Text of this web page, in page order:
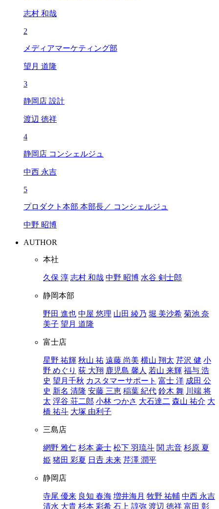
志村 和哉
2
メディアマーケティング部
望月 道隆
3
静岡店 設計
渡辺 徳祥
4
静岡店 コンシェルジュ
中西 永吉
5
プロダクト本部 本部長／ コンシェルジュ
中野 昭博
AUTHOR
本社
久保 淳 志村 和哉 中野 昭博 水谷 剣士郎
静岡本部
野田 進也 中屋 悠理 山田 綾乃 堀 美沙希 菊池 奈
美子 望月 道隆
富士店
星野 祐輝 秋山 祐 遠藤 尚美 横山 翔太 芹沢 健 小
野 めぐり 荻 大翔 鹿児島 馨人 若山 来輝 福与 浩
史 望月千秋 カスタマーサポート 富士 洋 成田 公
史 新名 清隆 安藤 三恵 稲葉 紀代 鈴木 舞 川端 将
太 浮谷 荘二郎 小林 つかさ 大石達二 森山 祐介 大
橋 祐斗 大塚 由利子
三島店
網野 雅仁 杉本 豪士 松下 羽琉斗 関 志音 杉原 夏
姫 猪田 彩夏 日𠮷 未来 芹澤 潤平
静岡店
寺尾 優来 良知 春海 増井海月 牧野 祐輔 中西 永吉
清水 大貴 杉本 彩希 石上 諄弥 渡辺 徳祥 富田 彰